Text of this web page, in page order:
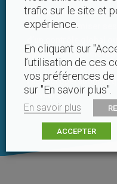
tous les éléments de
de traite, optimiser
spécificités de
faisant notre
l’aspect opérationnel
éleveurs.
trafic sur le site et
expérience.
En cliquant sur
l’utilisation de ces
vos préférences
sur "En savoir plus".
En savoir plus
ACCEPTER